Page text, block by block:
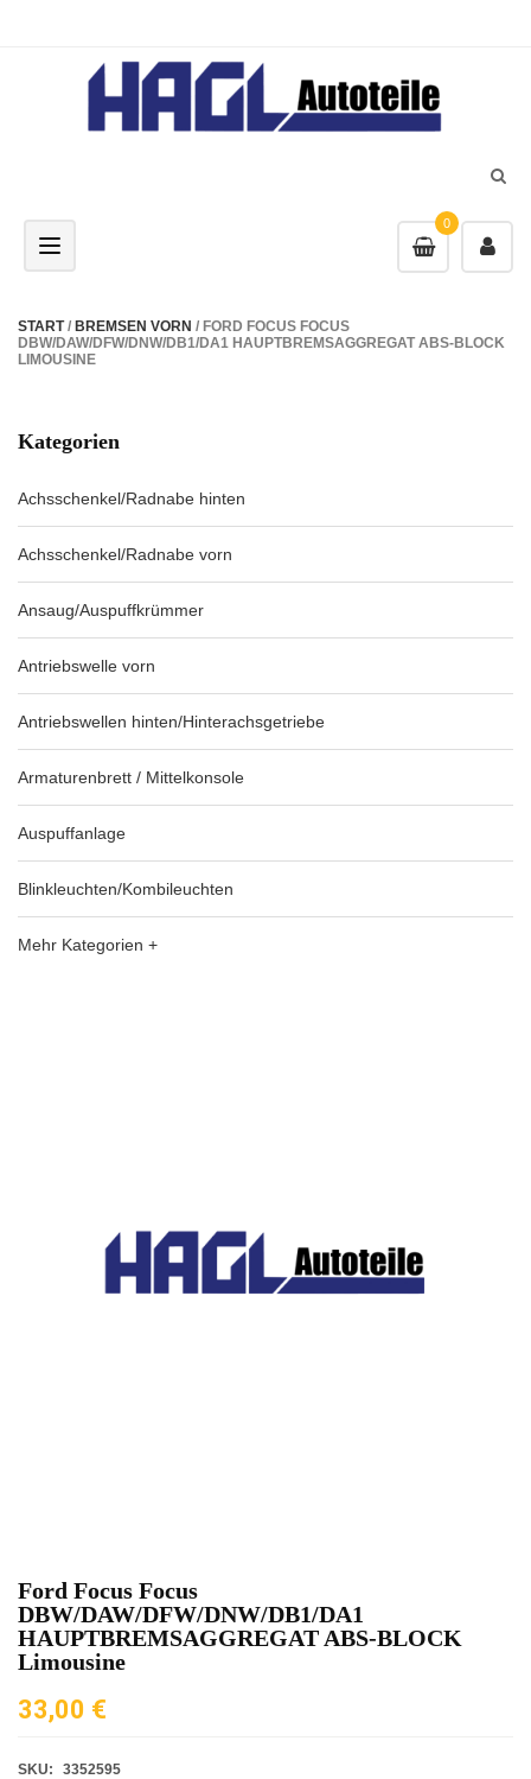
0
Toggle navigation
START/ BREMSEN VORN / FORD FOCUS FOCUS
DBW/DAW/DFW/DNW/DB1/DA1 HAUPTBREMSAGGREGAT ABS-BLOCK
LIMOUSINE
Kategorien
Achsschenkel/Radnabe hinten
Achsschenkel/Radnabe vorn
Ansaug/Auspuffkrümmer
Antriebswelle vorn
Antriebswellen hinten/Hinterachsgetriebe
Armaturenbrett / Mittelkonsole
Auspuffanlage
Blinkleuchten/Kombileuchten
Mehr Kategorien +
Ford Focus Focus
DBW/DAW/DFW/DNW/DB1/DA1
HAUPTBREMSAGGREGAT ABS-BLOCK
Limousine
33,00 €
SKU: 3352595